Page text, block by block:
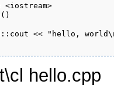
<iostream>
<< "hello,
hello.cpp